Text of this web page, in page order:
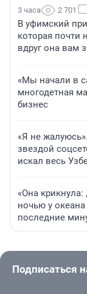
3 часа 2 701
В уфимский
которая почти
вдруг она вам
«Мы начали в
многодетная
бизнес
«Я не
звездой
искал весь
«Она крикнула:
ночью у
последние
Подписаться